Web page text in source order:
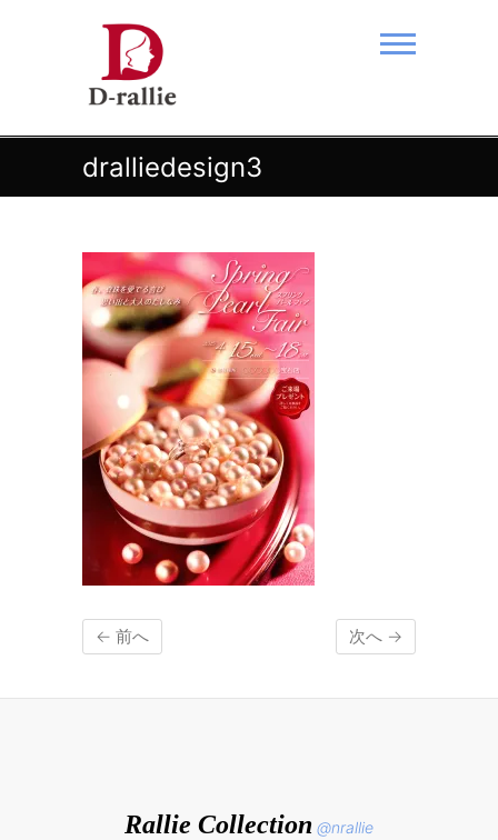
あなたの夢をおつなぎします。
dralliedesign3
← 前へ 次へ →
Rallie Collection @nrallie